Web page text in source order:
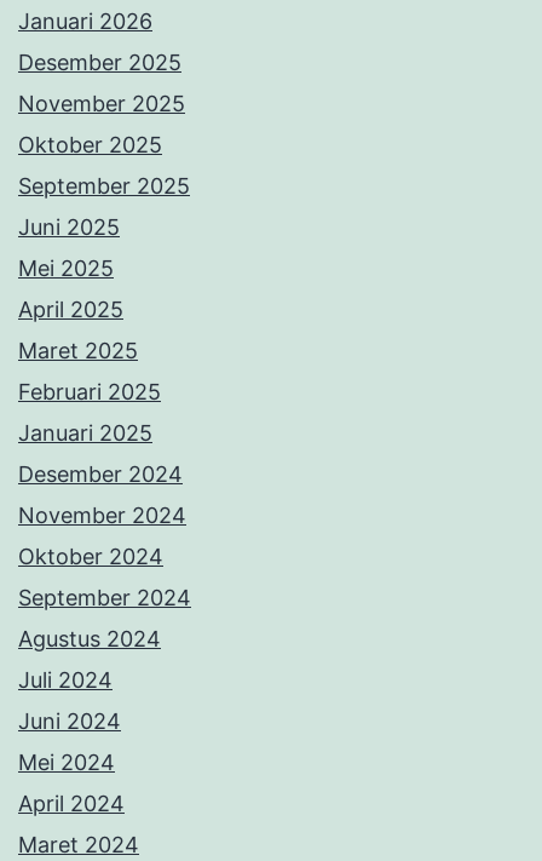
Januari 2026
Desember 2025
November 2025
Oktober 2025
September 2025
Juni 2025
Mei 2025
April 2025
Maret 2025
Februari 2025
Januari 2025
Desember 2024
November 2024
Oktober 2024
September 2024
Agustus 2024
Juli 2024
Juni 2024
Mei 2024
April 2024
Maret 2024